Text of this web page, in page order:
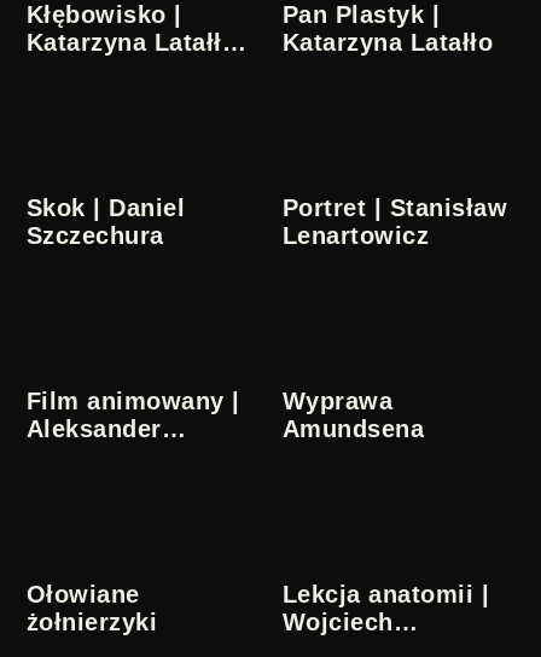
Kłębowisko |
Katarzyna Latałło,
Pan Plastyk |
Katarzyna Latałło
Skok | Daniel
Szczechura
Portret | Stanisław
Lenartowicz
Film animowany |
Aleksander
Wyprawa
Amundsena
Ołowiane
żołnierzyki
Lekcja anatomii |
Wojciech